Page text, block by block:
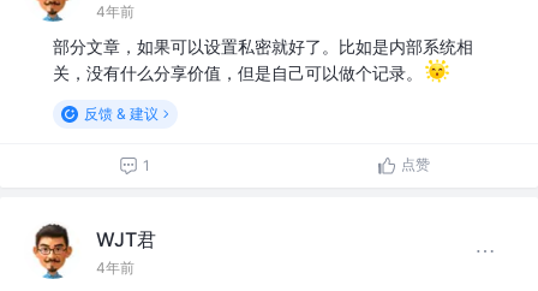
4年前
部分文章，如果可以设置私密就好了。比如是内部系统相
关，没有什么分享价值，但是自己可以做个记录。
反馈 & 建议
1 点赞
WJT君
4年前